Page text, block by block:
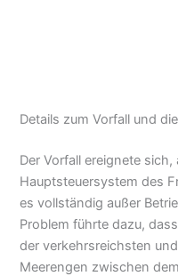
Details zum Vorfall und
Der Vorfall ereignete
Hauptsteuersystem des
es vollständig außer
Problem führte dazu,
der verkehrsreichsten
Meerengen zwischen